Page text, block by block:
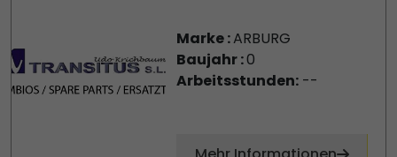
Marke :ARBURG
Baujahr :0
Arbeitsstunden:--